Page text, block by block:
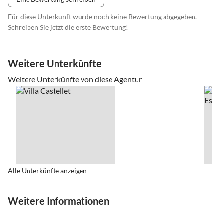
Für diese Unterkunft wurde noch keine Bewertung abgegeben.
Schreiben Sie jetzt die erste Bewertung!
Weitere Unterkünfte
Weitere Unterkünfte von diese Agentur
Alle Unterkünfte anzeigen
Weitere Informationen